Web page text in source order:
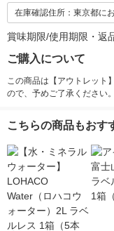
在庫確認住所：東京都に
賞味期限/使用期限・返
ご購入について
この商品は【アウトレット
ので、予めご了承ください。
こちらの商品もおす